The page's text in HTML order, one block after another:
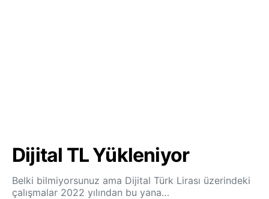
Dijital TL Yükleniyor
Belki bilmiyorsunuz ama Dijital Türk Lirası üzerindeki
çalışmalar 2022 yılından bu yana…